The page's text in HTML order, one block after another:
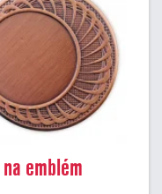
emblém